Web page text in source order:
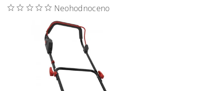
Neohodnoceno